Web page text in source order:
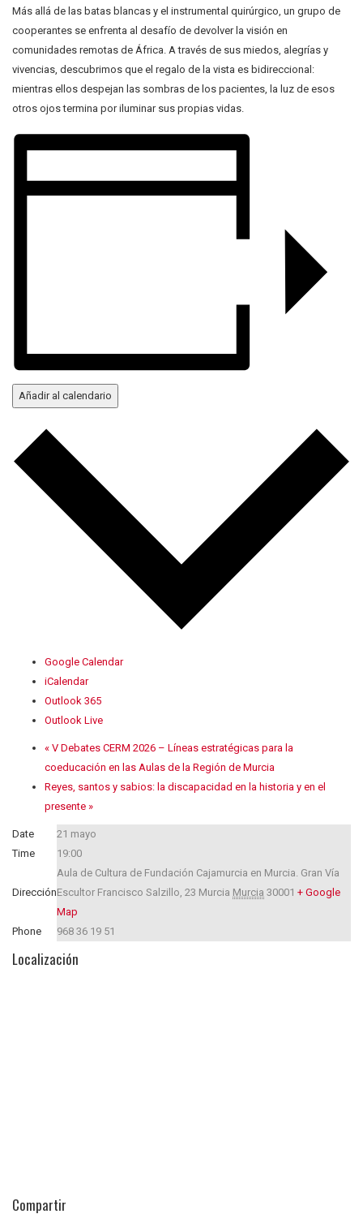
Más allá de las batas blancas y el instrumental quirúrgico, un grupo de
cooperantes se enfrenta al desafío de devolver la visión en
comunidades remotas de África. A través de sus miedos, alegrías y
vivencias, descubrimos que el regalo de la vista es bidireccional:
mientras ellos despejan las sombras de los pacientes, la luz de esos
otros ojos termina por iluminar sus propias vidas.
Añadir al calendario
Google Calendar
iCalendar
Outlook 365
Outlook Live
« V Debates CERM 2026 – Líneas estratégicas para la
coeducación en las Aulas de la Región de Murcia
Reyes, santos y sabios: la discapacidad en la historia y en el
presente »
Date
21 mayo
Time
19:00
Dirección
Aula de Cultura de Fundación Cajamurcia en Murcia. Gran Vía
Escultor Francisco Salzillo, 23 Murcia Murcia 30001 + Google
Map
Phone
968 36 19 51
Localización
Compartir